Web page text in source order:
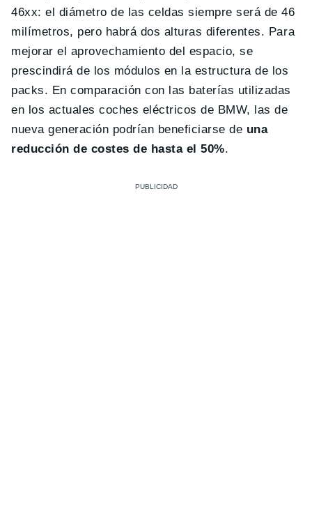
46xx: el diámetro de las celdas siempre será de 46
milímetros, pero habrá dos alturas diferentes. Para
mejorar el aprovechamiento del espacio, se
prescindirá de los módulos en la estructura de los
packs. En comparación con las baterías utilizadas
en los actuales coches eléctricos de BMW, las de
nueva generación podrían beneficiarse de una
reducción de costes de hasta el 50%.